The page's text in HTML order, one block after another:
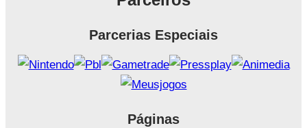
Parcerias Especiais
Páginas